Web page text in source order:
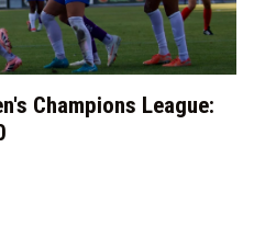
Champions League: